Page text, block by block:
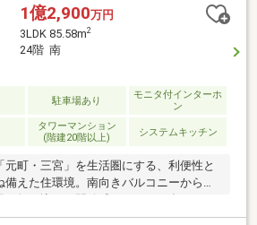
る広さと豊かな眺望に恵まれた、開放
す。■LDは約18.9帖、隣室を開放すると
空間として活用できます。■シューズイ
トや2箇所のウォークインクローゼット
富。■床暖房(LD)やディスポーザー、浴
ボウルタイプの洗面台など、充実の設
地上35階建・総戸数316戸の大規模レジデ
共用設備も魅力。
1億2,900万円
3LDK 85.58m2
24階 南
駐車場あり
モニタ付インターホ
ン
タワーマンション
(階建20階以上)
システムキッチン
元町・三宮」を生活圏にする、利便性と
備えた住環境。南向きバルコニーから心
イント】■神戸港、神戸の街が一望でき